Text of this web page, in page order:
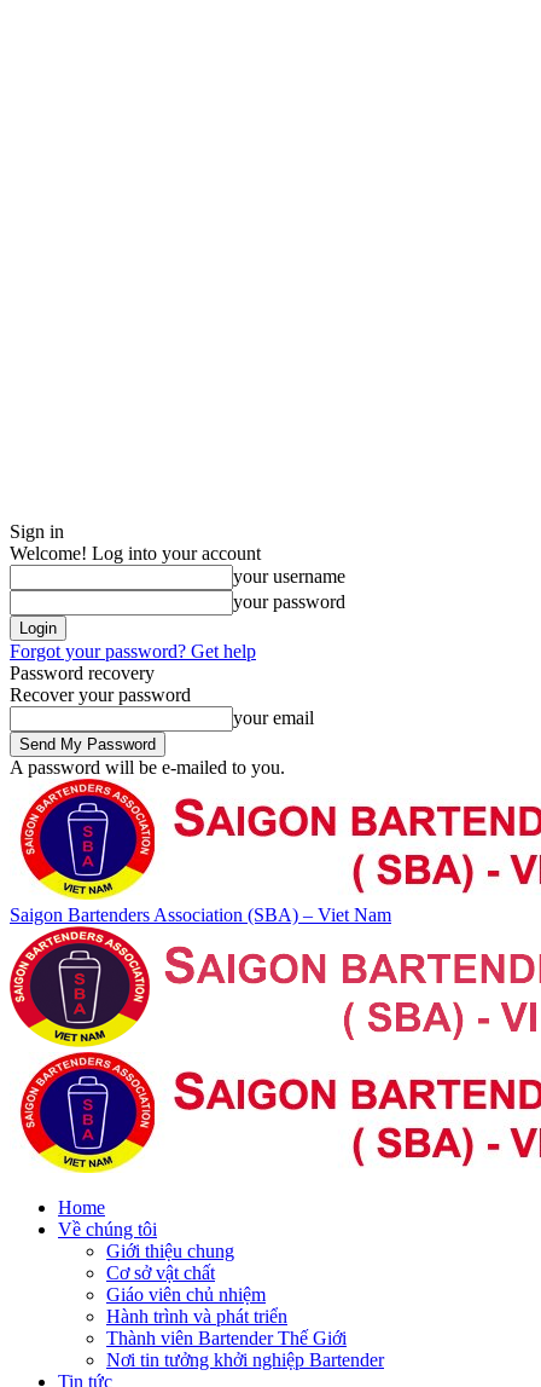
Sign in
Welcome! Log into your account
your username
your password
Forgot your password? Get help
Password recovery
Recover your password
your email
A password will be e-mailed to you.
Saigon Bartenders Association (SBA) – Viet Nam
Home
Về chúng tôi
Giới thiệu chung
Cơ sở vật chất
Giáo viên chủ nhiệm
Hành trình và phát triển
Thành viên Bartender Thế Giới
Nơi tin tưởng khởi nghiệp Bartender
Tin tức